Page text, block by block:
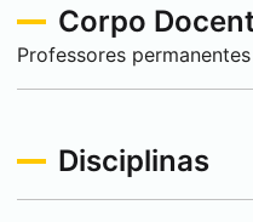
Corpo
Professores
Disciplinas